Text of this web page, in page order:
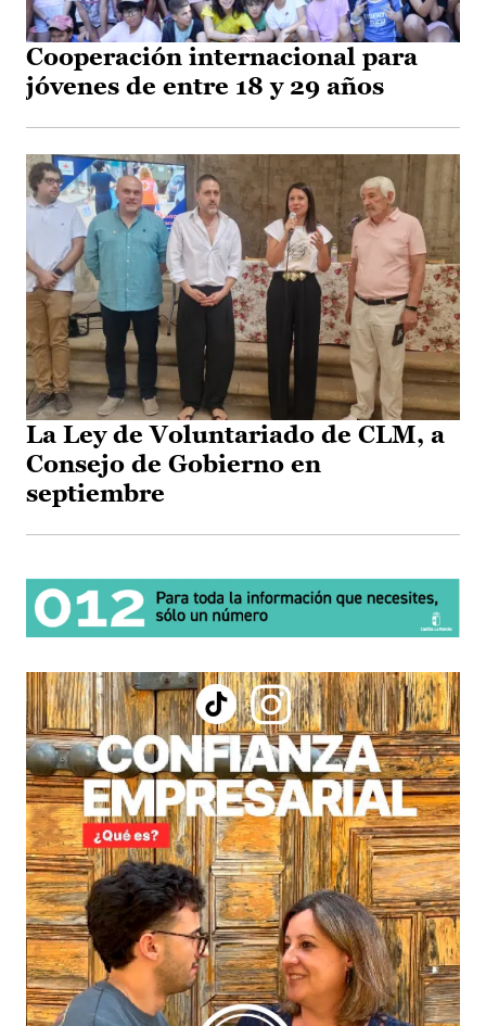
Cooperación internacional para
jóvenes de entre 18 y 29 años
La Ley de Voluntariado de CLM, a
Consejo de Gobierno en
septiembre